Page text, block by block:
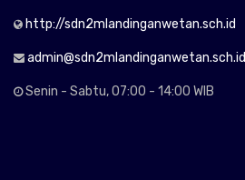
http://sdn2mlandinganwetan.sch.id
admin@sdn2mlandinganwetan.sch.id
Senin - Sabtu, 07:00 - 14:00 WIB